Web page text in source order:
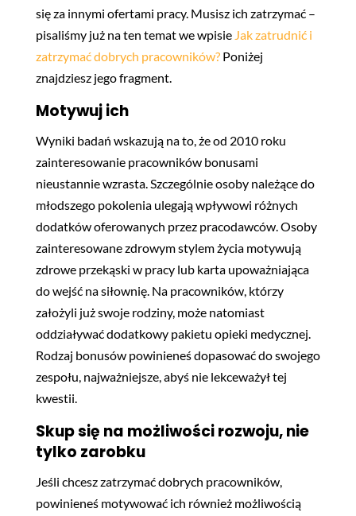
się za innymi ofertami pracy. Musisz ich zatrzymać –
pisaliśmy już na ten temat we wpisie Jak zatrudnić i
zatrzymać dobrych pracowników?Poniżej
znajdziesz jego fragment.
Motywuj ich
Wyniki badań wskazują na to, że od 2010 roku
zainteresowanie pracowników bonusami
nieustannie wzrasta. Szczególnie osoby należące do
młodszego pokolenia ulegają wpływowi różnych
dodatków oferowanych przez pracodawców. Osoby
zainteresowane zdrowym stylem życia motywują
zdrowe przekąski w pracy lub karta upoważniająca
do wejść na siłownię. Na pracowników, którzy
założyli już swoje rodziny, może natomiast
oddziaływać dodatkowy pakietu opieki medycznej.
Rodzaj bonusów powinieneś dopasować do swojego
zespołu, najważniejsze, abyś nie lekceważył tej
kwestii.
Skup się na możliwości rozwoju, nie
tylko zarobku
Jeśli chcesz zatrzymać dobrych pracowników,
powinieneś motywować ich również możliwością